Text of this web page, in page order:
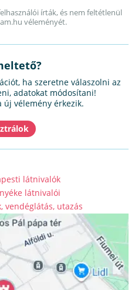
írták, és nem feltétlenül
véleményét.
ha szeretne válaszolni az
adatokat módosítani!
új vélemény érkezik.
látnivalók
látnivalói
vendéglátás, utazás